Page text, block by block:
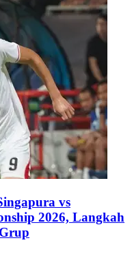
vs
2026, Langkah